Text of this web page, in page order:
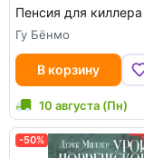
Пенсия для киллера
Гу Бёнмо
В корзину
10 августа (Пн)
-50%